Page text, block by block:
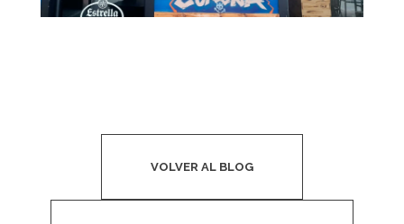
VOLVER AL BLOG